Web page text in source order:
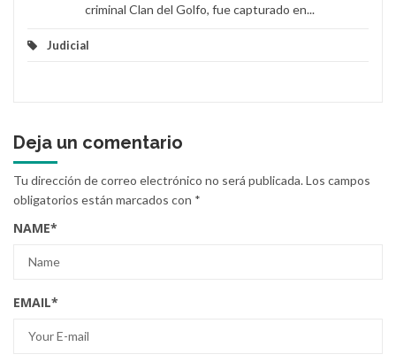
criminal Clan del Golfo, fue capturado en...
Judicial
Deja un comentario
Tu dirección de correo electrónico no será publicada.Los campos
obligatorios están marcados con *
NAME*
EMAIL*